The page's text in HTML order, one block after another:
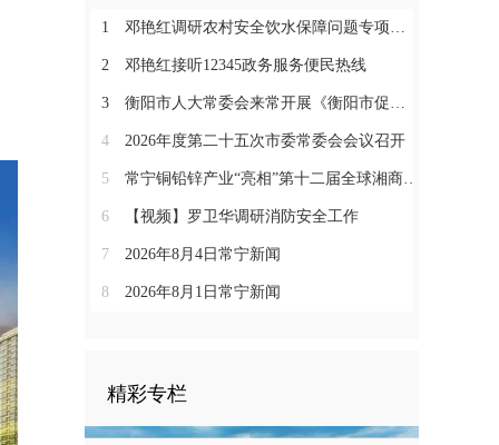
1 邓艳红调研农村安全饮水保障问题专项整治和抗旱保水工作
2 邓艳红接听12345政务服务便民热线
3 衡阳市人大常委会来常开展《衡阳市促进中医药康养与文旅融合发展若干规定（草案）》立法调研
4 2026年度第二十五次市委常委会会议召开
5 常宁铜铅锌产业“亮相”第十二届全球湘商大会京津冀推介会
6 【视频】罗卫华调研消防安全工作
7 2026年8月4日常宁新闻
8 2026年8月1日常宁新闻
精彩专栏